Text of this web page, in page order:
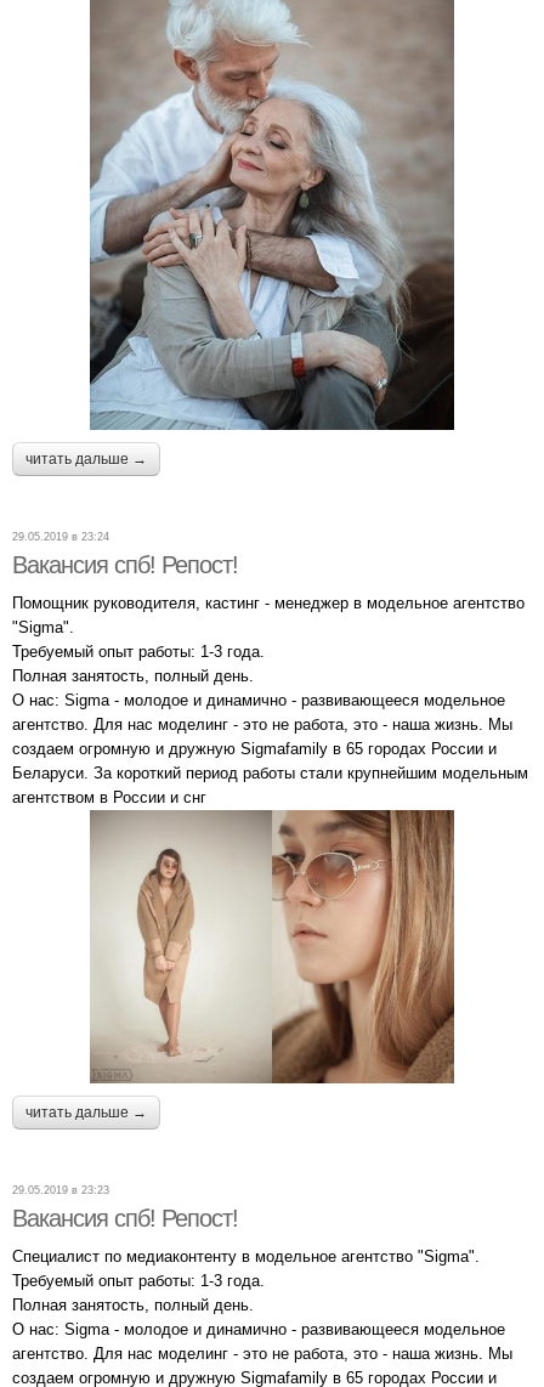
читать дальше →
29.05.2019 в 23:24
Вакансия спб! Репост!
Помощник руководителя, кастинг - менеджер в модельное агентство
"Sigma".
Требуемый опыт работы: 1-3 года.
Полная занятость, полный день.
О нас: Sigma - молодое и динамично - развивающееся модельное
агентство. Для нас моделинг - это не работа, это - наша жизнь. Мы
создаем огромную и дружную Sigmafamily в 65 городах России и
Беларуси. За короткий период работы стали крупнейшим модельным
агентством в России и снг
читать дальше →
29.05.2019 в 23:23
Вакансия спб! Репост!
Специалист по медиаконтенту в модельное агентство "Sigma".
Требуемый опыт работы: 1-3 года.
Полная занятость, полный день.
О нас: Sigma - молодое и динамично - развивающееся модельное
агентство. Для нас моделинг - это не работа, это - наша жизнь. Мы
создаем огромную и дружную Sigmafamily в 65 городах России и